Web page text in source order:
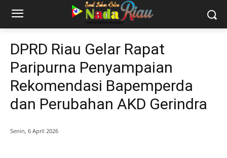
DPRD Riau Gelar Rapat
Paripurna Penyampaian
Rekomendasi Bapemperda
dan Perubahan AKD Gerindra
Senin, 6 April 2026